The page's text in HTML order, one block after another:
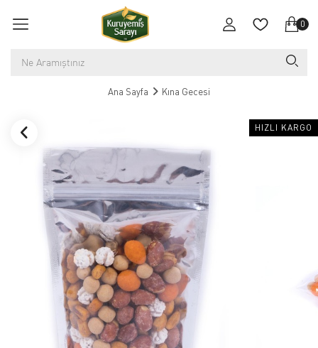
0
Ana Sayfa Kına Gecesi
HIZLI KARGO